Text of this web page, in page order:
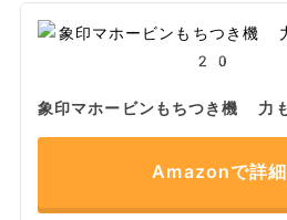
象印マホービンもちつき機
Amazonで詳